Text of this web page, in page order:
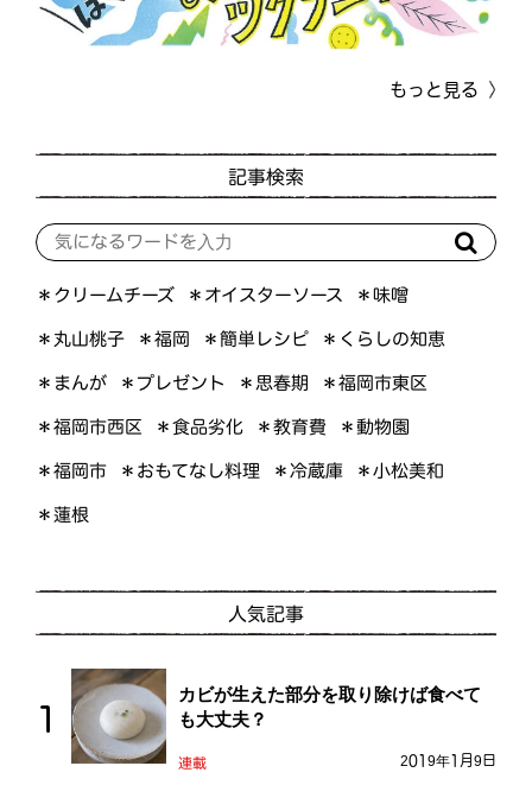
もっと見る
記事検索
＊クリームチーズ ＊オイスターソース ＊味噌
＊丸山桃子 ＊福岡 ＊簡単レシピ ＊くらしの知恵
＊まんが ＊プレゼント ＊思春期 ＊福岡市東区
＊福岡市西区 ＊食品劣化 ＊教育費 ＊動物園
＊福岡市 ＊おもてなし料理 ＊冷蔵庫 ＊小松美和
＊蓮根
人気記事
カビが生えた部分を取り除けば食べて
も大丈夫？
連載 2019年1月9日